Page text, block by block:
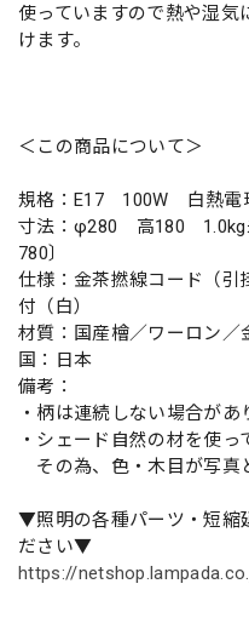
使っていますので熱や湿気
けます。
＜この商品について＞
規格：E17 100W 白熱電
寸法：φ280 高180 1.0kg
780〕
仕様：金茶撚線コード（
付（白）
材質：国産檜／ワーロン
国：日本
備考：
・柄は連続しない場合があ
・シェード自然の材を使っ
その為、色・木目が写真
▼照明の各種パーツ・短縮
ださい▼
https://